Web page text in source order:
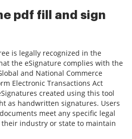
pdf fill and sign
is legally recognized in the
the eSignature complies with the
and National Commerce
Electronic Transactions Act
created using this tool
as handwritten signatures. Users
meet any specific legal
industry or state to maintain